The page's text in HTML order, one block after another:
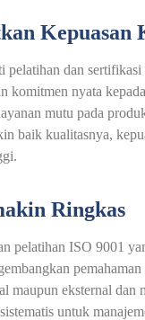
Kepuasan
pelatihan dan
komitmen nyata
mutu pada
baik kualitasnya,
Ringkas
pelatihan ISO 9001
pemahaman
maupun eksternal dan
untuk